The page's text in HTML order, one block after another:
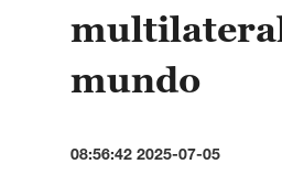
mundo
08:56:42 2025-07-05